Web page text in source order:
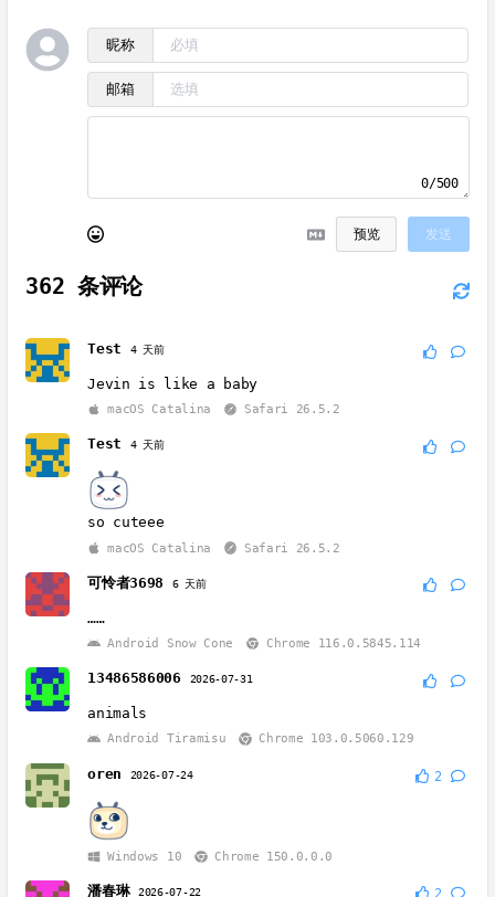
昵称
邮箱
0/500
预览 发送
362 条评论
Test 4 天前
Jevin is like a baby
macOS Catalina Safari 26.5.2
Test 4 天前
so cuteee
macOS Catalina Safari 26.5.2
可怜者3698 6 天前
……
Android Snow Cone Chrome 116.0.5845.114
13486586006 2026-07-31
animals
Android Tiramisu Chrome 103.0.5060.129
oren 2026-07-24 2
Windows 10 Chrome 150.0.0.0
潘春琳 2026-07-22 2